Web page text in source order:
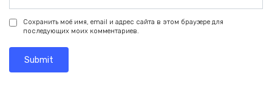
Сохранить моё имя, email и адрес сайта в этом браузере для
последующих моих комментариев.